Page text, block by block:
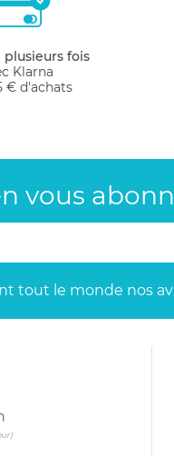
plusieurs fois
Klarna
€ d'achats
vous
tout le monde nos